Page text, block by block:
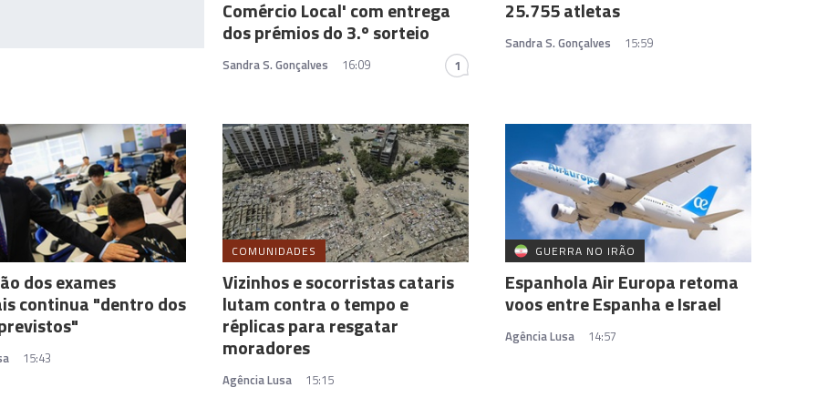
Comércio Local' com entrega
dos prémios do 3.º sorteio
Sandra S. Gonçalves 16:09 1
25.755 atletas
Sandra S. Gonçalves 15:59
dos exames
continua "dentro dos
15:43
COMUNIDADES
Vizinhos e socorristas cataris
lutam contra o tempo e
réplicas para resgatar
moradores
Agência Lusa 15:15
GUERRA NO IRÃO
Espanhola Air Europa retoma
voos entre Espanha e Israel
Agência Lusa 14:57